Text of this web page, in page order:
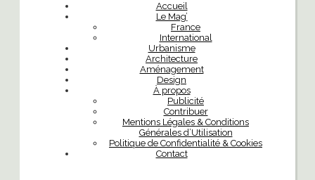
Accueil
Le Mag’
France
International
Urbanisme
Architecture
Aménagement
Design
À propos
Publicité
Contribuer
Mentions Légales & Conditions
Générales d’Utilisation
Politique de Confidentialité & Cookies
Contact